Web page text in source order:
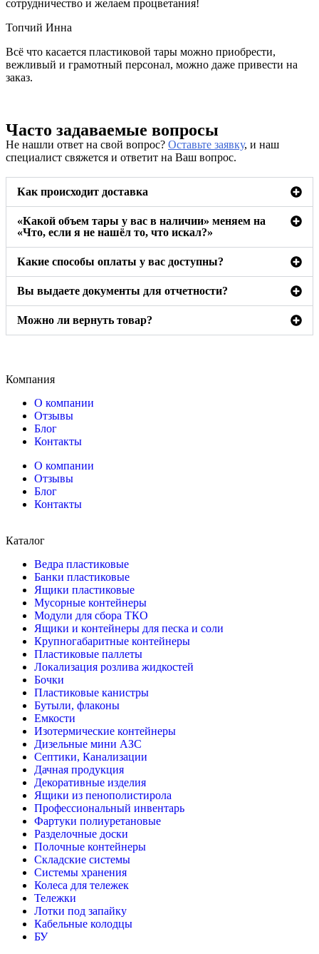
сотрудничество и желаем процветания!
Топчий Инна
Всё что касается пластиковой тары можно приобрести,
вежливый и грамотный персонал, можно даже привести на
заказ.
Часто задаваемые вопросы
Не нашли ответ на свой вопрос? Оставьте заявку, и наш
специалист свяжется и ответит на Ваш вопрос.
Как происходит доставка
«Какой объем тары у вас в наличии» меняем на
«Что, если я не нашёл то, что искал?»
Какие способы оплаты у вас доступны?
Вы выдаете документы для отчетности?
Можно ли вернуть товар?
Компания
О компании
Отзывы
Блог
Контакты
О компании
Отзывы
Блог
Контакты
Каталог
Ведра пластиковые
Банки пластиковые
Ящики пластиковые
Мусорные контейнеры
Модули для сбора ТКО
Ящики и контейнеры для песка и соли
Крупногабаритные контейнеры
Пластиковые паллеты
Локализация розлива жидкостей
Бочки
Пластиковые канистры
Бутыли, флаконы
Емкости
Изотермические контейнеры
Дизельные мини АЗС
Септики, Канализации
Дачная продукция
Декоративные изделия
Ящики из пенополистирола
Профессиональный инвентарь
Фартуки полиуретановые
Разделочные доски
Полочные контейнеры
Складские системы
Системы хранения
Колеса для тележек
Тележки
Лотки под запайку
Кабельные колодцы
БУ